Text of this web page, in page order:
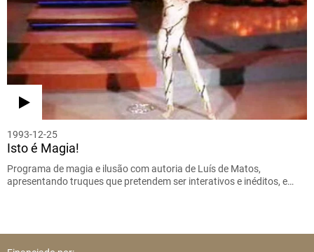
1993-12-25
Isto é Magia!
Programa de magia e ilusão com autoria de Luís de Matos,
apresentando truques que pretendem ser interativos e inéditos, e…